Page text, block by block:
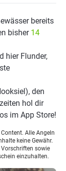
bereits
bisher 14
hier Flunder,
den
hol dir
im App Store!
Alle Angeln
keine Gewähr.
sowie
einzuhalten.